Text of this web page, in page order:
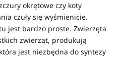
okrętowe czy koty
czuły się wyśmienicie.
jest bardzo proste. Zwierzęta
zwierząt, produkują
jest niezbędna do syntezy